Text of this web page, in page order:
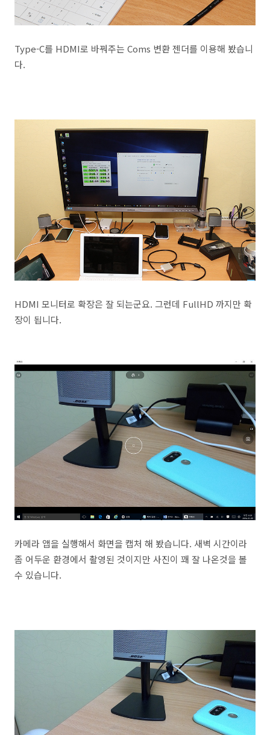
Type-C를 HDMI로 바꿔주는 Coms 변환 젠더를 이용해 봤습니
다.
HDMI 모니터로 확장은 잘 되는군요. 그런데 FullHD 까지만 확
장이 됩니다.
카메라 앱을 실행해서 화면을 캡처 해 봤습니다. 새벽 시간이라
좀 어두운 환경에서 촬영된 것이지만 사진이 꽤 잘 나온것을 볼
수 있습니다.